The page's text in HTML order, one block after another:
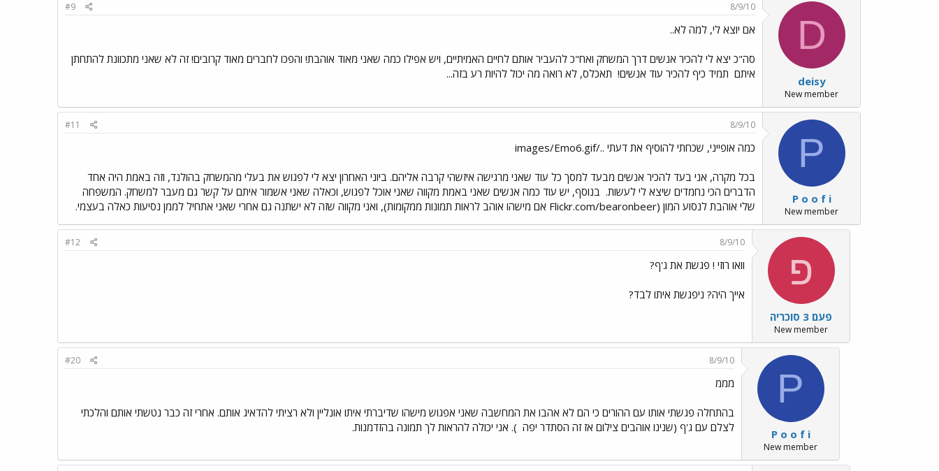
D
deisy
New member
8/9/10
#9
אם יוצא לי, למה לא..
סה"כ יצא לי להכיר אנשים דרך המשחק ואח"כ להעביר אותם לחיים האמיתיים, ויש אפילו כמה שאני מאוד אוהבת! והפכו לחברים מאוד קרובים! זה לא שאני מתכוונת להתחתן
איתם תמיד כיף להכיר עוד אנשים! תאכלס, לא רואה מה יכול להיות רע בזה...
P
P o o f i
New member
8/9/10
#11
כמה אופייני, שכחתי להוסיף את דעתי ../images/Emo6.gif
בכל מקרה, אני בעד להכיר אנשים מבעד למסך כל עוד שאני מרגישה איזשהי קרבה אליהם. ביוני האחרון יצא לי לפגוש את בעלי מהמשחק בהולנד, וזה באמת היה אחד
הדברים הכי נחמדים שיצא לי לעשות. בנוסף, יש עוד כמה אנשים שאני באמת מקווה שאני אוכל לפגוש, וכאלה שאני אשמור איתם על קשר גם מעבר למשחק. המשפחה
שלי אוהבת לנסוע המון (Flickr.com/bearonbeer אם מישהו אוהב לראות תמונות ממקומות), ואני מקווה שזה לא ישתנה גם אחרי שאני אתחיל לממן נסיעות כאלה בעצמי.
פ
פעם 3 סוכריה
New member
8/9/10
#12
וואו רוזי ! פגשת את ג'ף?
אייך היה? ניפגשת איתו לבד?
P
P o o f i
New member
8/9/10
#20
מממ
בהתחלה פגשתי אותו עם ההורים כי הם לא אהבו את המחשבה שאני אפגוש מישהו שדיברתי איתו אונליין ולא רציתי להדאיג אותם. אחרי זה כבר נטשתי אותם והלכתי
לצלם עם ג'ף (שנינו אוהבים צילום אז זה הסתדר יפה ). אני יכולה להראות לך תמונה בהזדמנות.